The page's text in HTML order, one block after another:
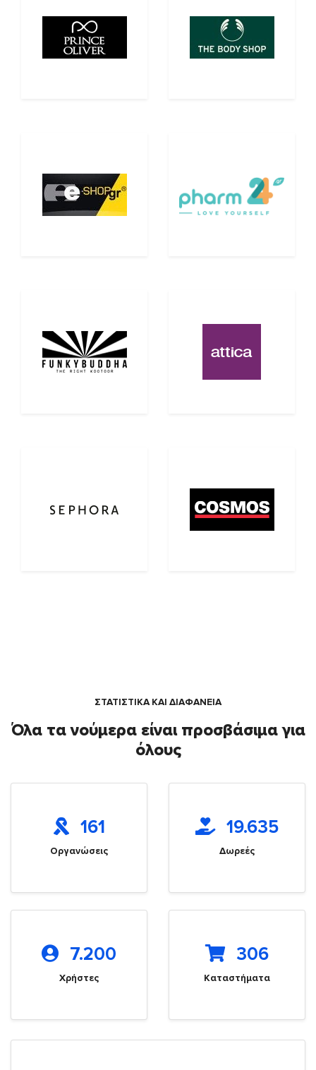
ΣΤΑΤΙΣΤΙΚΑ ΚΑΙ ΔΙΑΦΑΝΕΙΑ
Όλα τα νούμερα είναι προσβάσιμα για
όλους
161
Οργανώσεις
19.635
Δωρεές
7.200
Χρήστες
306
Καταστήματα